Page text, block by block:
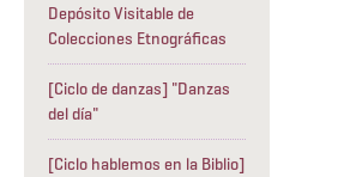
Depósito Visitable de
Colecciones Etnográficas
[Ciclo de danzas] "Danzas
del día"
[Ciclo hablemos en la Biblio]